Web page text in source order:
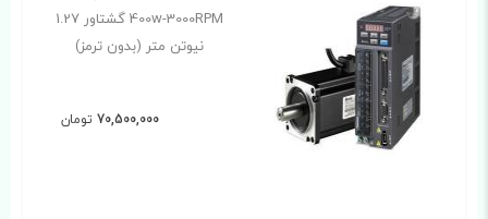
400w-3000RPM گشتاور 1.27
نیوتن متر (بدون ترمز)
70,500,000 تومان